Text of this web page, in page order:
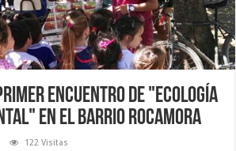
encuentro de "Ecología
en el barrio Rocamora
122 Visitas